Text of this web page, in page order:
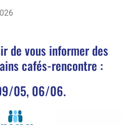
de vous informer des
cafés-rencontre :
05, 06/06.